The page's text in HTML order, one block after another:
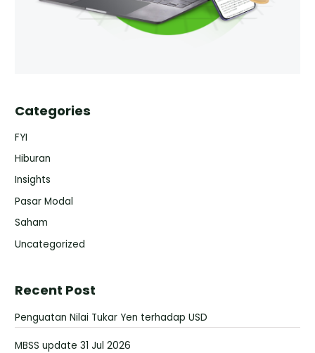
Categories
FYI
Hiburan
Insights
Pasar Modal
Saham
Uncategorized
Recent Post
Penguatan Nilai Tukar Yen terhadap USD
MBSS update 31 Jul 2026